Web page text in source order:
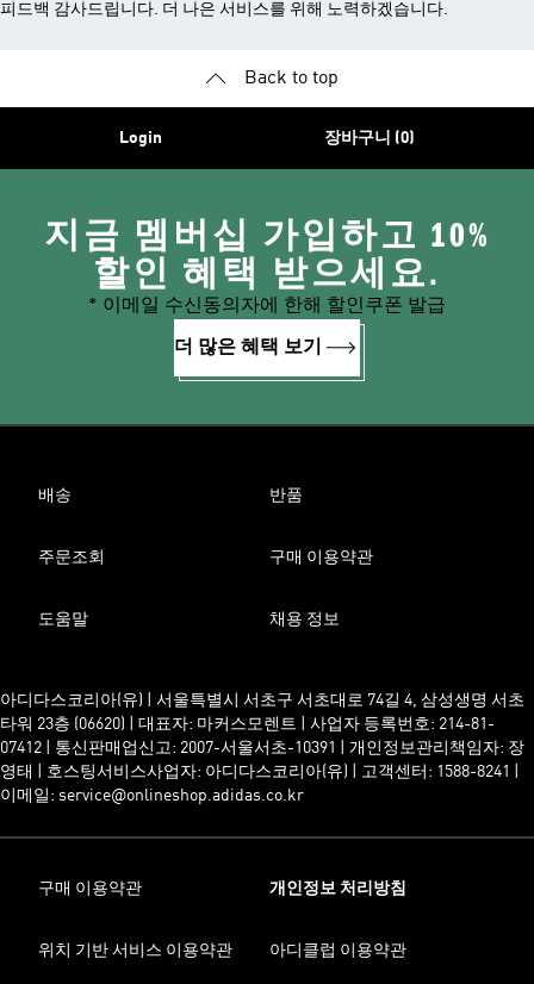
피드백 감사드립니다. 더 나은 서비스를 위해 노력하겠습니다.
Back to top
Login 장바구니 (0)
지금 멤버십 가입하고 10%
할인 혜택 받으세요.
* 이메일 수신동의자에 한해 할인쿠폰 발급
더 많은 혜택 보기
배송 반품
주문조회 구매 이용약관
도움말 채용 정보
아디다스코리아(유) | 서울특별시 서초구 서초대로 74길 4, 삼성생명 서초
타워 23층 (06620) | 대표자: 마커스모렌트 | 사업자 등록번호: 214-81-
07412 | 통신판매업신고: 2007-서울서초-10391 | 개인정보관리책임자: 장
영태 | 호스팅서비스사업자: 아디다스코리아(유) | 고객센터: 1588-8241 |
이메일: service@onlineshop.adidas.co.kr
구매 이용약관 개인정보 처리방침
위치 기반 서비스 이용약관 아디클럽 이용약관